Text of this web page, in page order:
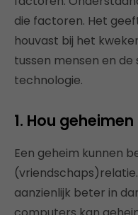
die factoren. Het
houvast bij het
tussen mensen en
technologie.
1. Hou
Een geheim kunnen
aanzienlijk beter in